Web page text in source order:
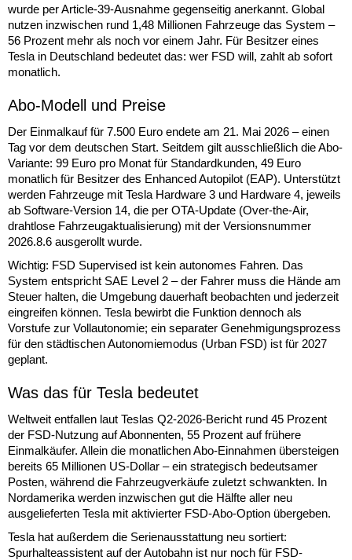
wurde per Article-39-Ausnahme gegenseitig anerkannt. Global
nutzen inzwischen rund 1,48 Millionen Fahrzeuge das System –
56 Prozent mehr als noch vor einem Jahr. Für Besitzer eines
Tesla in Deutschland bedeutet das: wer FSD will, zahlt ab sofort
monatlich.
Abo-Modell und Preise
Der Einmalkauf für 7.500 Euro endete am 21. Mai 2026 – einen
Tag vor dem deutschen Start. Seitdem gilt ausschließlich die Abo-
Variante: 99 Euro pro Monat für Standardkunden, 49 Euro
monatlich für Besitzer des Enhanced Autopilot (EAP). Unterstützt
werden Fahrzeuge mit Tesla Hardware 3 und Hardware 4, jeweils
ab Software-Version 14, die per OTA-Update (Over-the-Air,
drahtlose Fahrzeugaktualisierung) mit der Versionsnummer
2026.8.6 ausgerollt wurde.
Wichtig: FSD Supervised ist kein autonomes Fahren. Das
System entspricht SAE Level 2 – der Fahrer muss die Hände am
Steuer halten, die Umgebung dauerhaft beobachten und jederzeit
eingreifen können. Tesla bewirbt die Funktion dennoch als
Vorstufe zur Vollautonomie; ein separater Genehmigungsprozess
für den städtischen Autonomiemodus (Urban FSD) ist für 2027
geplant.
Was das für Tesla bedeutet
Weltweit entfallen laut Teslas Q2-2026-Bericht rund 45 Prozent
der FSD-Nutzung auf Abonnenten, 55 Prozent auf frühere
Einmalkäufer. Allein die monatlichen Abo-Einnahmen übersteigen
bereits 65 Millionen US-Dollar – ein strategisch bedeutsamer
Posten, während die Fahrzeugverkäufe zuletzt schwankten. In
Nordamerika werden inzwischen gut die Hälfte aller neu
ausgelieferten Tesla mit aktivierter FSD-Abo-Option übergeben.
Tesla hat außerdem die Serienausstattung neu sortiert:
Spurhalteassistent auf der Autobahn ist nur noch für FSD-